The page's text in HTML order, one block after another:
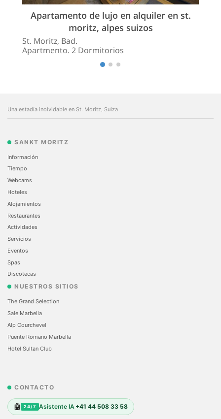
Apartamento de lujo en alquiler en st.
moritz, alpes suizos
St. Moritz, Bad.
Apartmento. 2 Dormitorios
Una estadía inolvidable en St. Moritz, Suiza
SANKT MORITZ
Información
Tiempo
Webcams
Hoteles
Alojamientos
Restaurantes
Actividades
Servicios
Eventos
Spas
Discotecas
NUESTROS SITIOS
The Grand Selection
Sale Marbella
Alp Courchevel
Puente Romano Marbella
Hotel Sultan Club
CONTACTO
🤖 24/7 Asistente IA +41 44 508 33 58